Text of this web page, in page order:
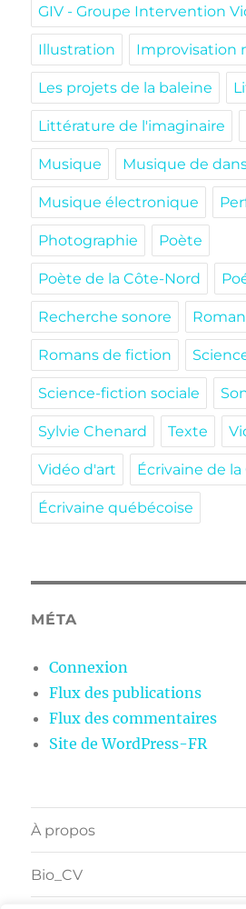
GIV - Groupe Intervention
Illustration Improvisation
Les projets de la baleine
Littérature de l'imaginaire
Musique Musique de
Musique électronique
Photographie Poète
Poète de la Côte-Nord
Recherche sonore Roman
Romans de fiction
Science-fiction sociale
Sylvie Chenard Texte
Vidéo d'art Écrivaine de
Écrivaine québécoise
MÉTA
Connexion
Flux des publications
Flux des commentaires
Site de WordPress-FR
À propos
Bio_CV